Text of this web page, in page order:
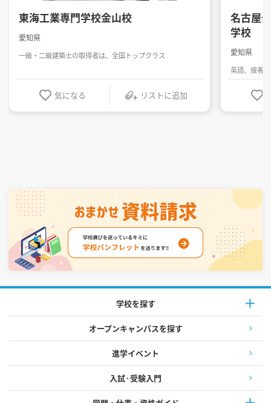
東海工業専門学校金山校
愛知県
一級・二級建築士の取得者は、全国トップクラス
気になる リストに追加
名古屋
学校
愛知県
英語、接客
学校を探す
オープンキャンパスを探す
進学イベント
入試·受験入門